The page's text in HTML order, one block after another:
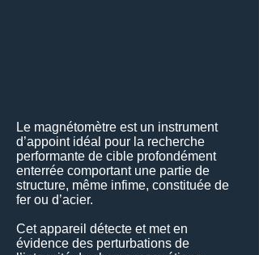
Le magnétomètre est un instrument
d’appoint idéal pour la recherche
performante de cible profondément
enterrée comportant une partie de
structure, même infime, constituée de
fer ou d’acier.
Cet appareil détecte et met en
évidence des perturbations de